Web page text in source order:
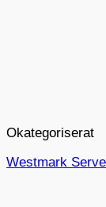
Okategoriserat
Westmark